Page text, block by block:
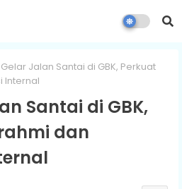
Gelar Jalan Santai di GBK, Perkuat
Internal
Santai di GBK,
dan